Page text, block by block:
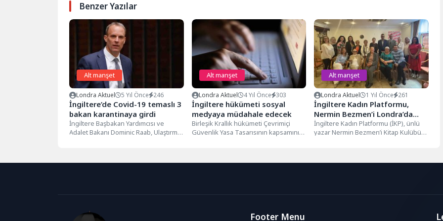
Benzer Yazılar
Alt manşet
Londra Aktuel 5 Yıl Önce 246
İngiltere’de Covid-19 temaslı 3
bakan karantinaya girdi
İngiltere Başbakan Yardımcısı ve
Adalet Bakanı Dominic Raab, Ulaştırma
Alt manşet
Londra Aktuel 4 Yıl Önce 303
İngiltere hükümeti sosyal
medyaya müdahale edecek
Birleşik Krallık hükümeti Çevrimiçi
Güvenlik Yasa Tasarısının kapsamını
Alt manşet
Londra Aktuel 1 Yıl Önce 261
İngiltere Kadın Platformu,
Nermin Bezmen’i Londra’da
Ağırladı
İngiltere Kadın Platformu (İKP), ünlü
yazar Nermin Bezmen’i Kitap Kulübü
Footer Menu